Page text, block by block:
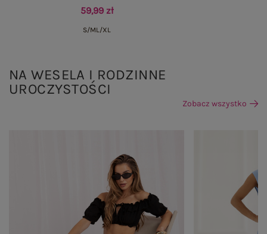
59,99 zł
S/ML/XL
NA WESELA I RODZINNE
UROCZYSTOŚCI
Zobacz wszystko